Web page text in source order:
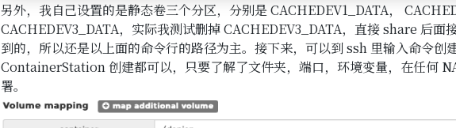
另外，我自己设置的是静态卷三个分区，分别是 CACHEDEV1_DATA，
CACHEDEV3_DATA，实际我测试删掉 CACHEDEV3_DATA，直接 share 后面
到的，所以还是以上面的命令行的路径为主。接下来，可以到 ssh 里输入命令创
ContainerStation 创建都可以，只要了解了文件夹，端口，环境变量，在任何
署。